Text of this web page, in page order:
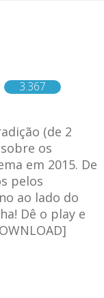
3.367
(de 2
os
em 2015. De
pelos
ao lado do
Dê o play e